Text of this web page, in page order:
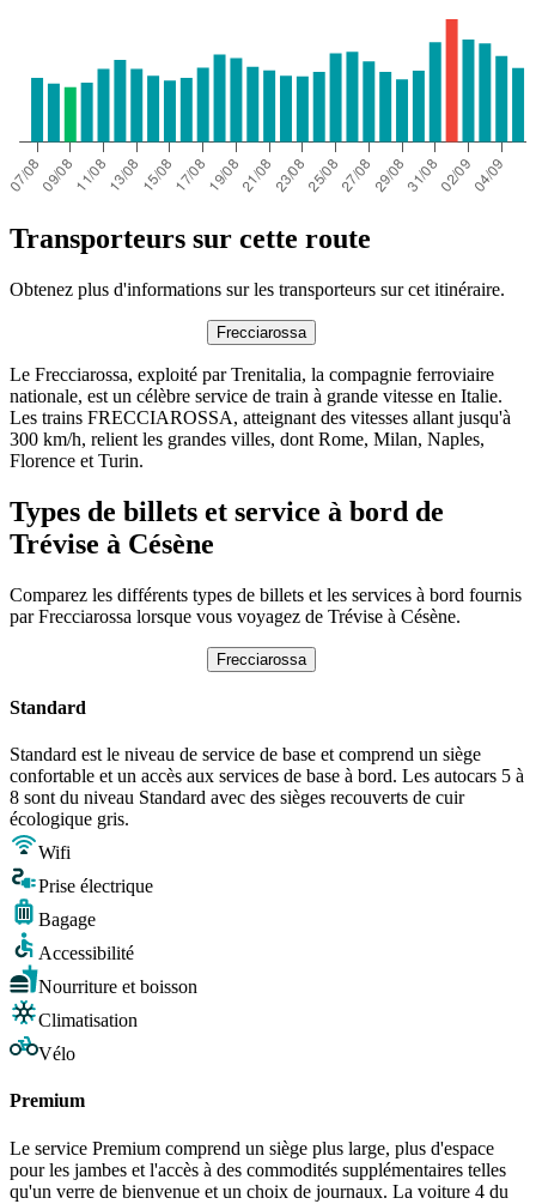
Transporteurs sur cette route
Obtenez plus d'informations sur les transporteurs sur cet itinéraire.
Frecciarossa
Le Frecciarossa, exploité par Trenitalia, la compagnie ferroviaire
nationale, est un célèbre service de train à grande vitesse en Italie.
Les trains FRECCIAROSSA, atteignant des vitesses allant jusqu'à
300 km/h, relient les grandes villes, dont Rome, Milan, Naples,
Florence et Turin.
Types de billets et service à bord de
Trévise à Césène
Comparez les différents types de billets et les services à bord fournis
par Frecciarossa lorsque vous voyagez de Trévise à Césène.
Frecciarossa
Standard
Standard est le niveau de service de base et comprend un siège
confortable et un accès aux services de base à bord. Les autocars 5 à
8 sont du niveau Standard avec des sièges recouverts de cuir
écologique gris.
Wifi
Prise électrique
Bagage
Accessibilité
Nourriture et boisson
Climatisation
Vélo
Premium
Le service Premium comprend un siège plus large, plus d'espace
pour les jambes et l'accès à des commodités supplémentaires telles
qu'un verre de bienvenue et un choix de journaux. La voiture 4 du